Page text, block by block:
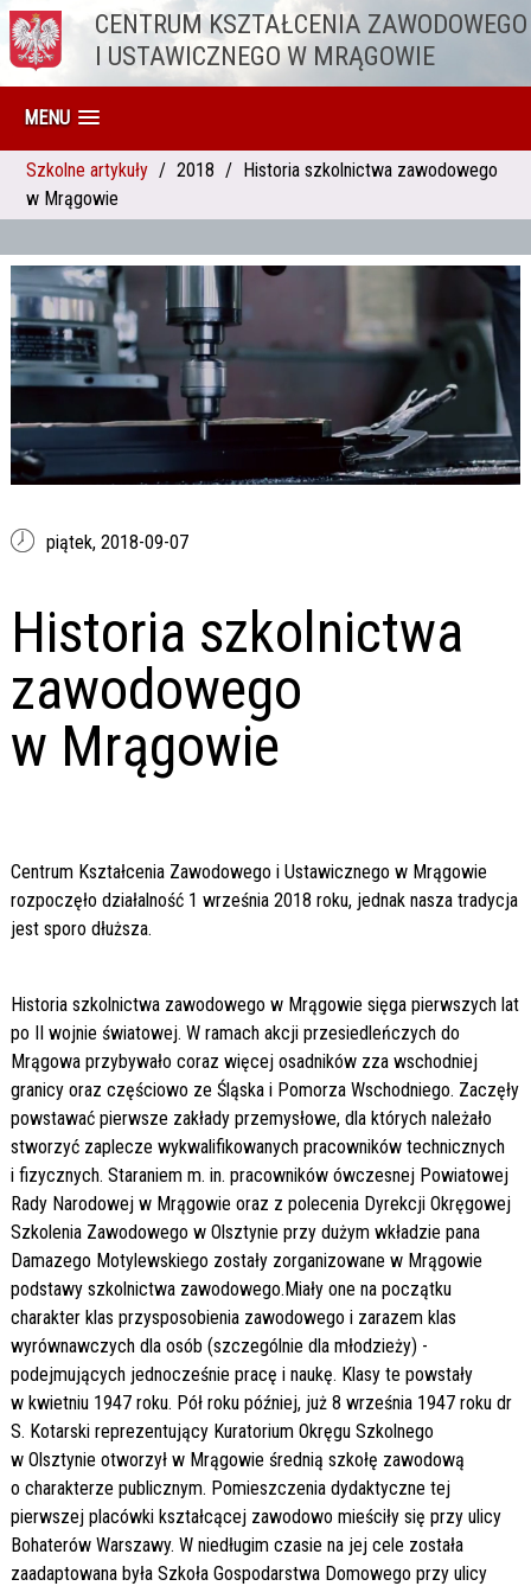
Przejdź do treściCENTRUM KSZTAŁCENIA ZAWODOWEGO
I USTAWICZNEGO W MRĄGOWIE
MENU
Szkolne artykuły 2018
Historia szkolnictwa zawodowego
w Mrągowie
piątek, 2018-09-07
Historia szkolnictwa
zawodowego
w Mrągowie
Centrum Kształcenia Zawodowego i Ustawicznego w Mrągowie
rozpoczęło działalność 1 września 2018 roku, jednak nasza tradycja
jest sporo dłuższa.
Historia szkolnictwa zawodowego w Mrągowie sięga pierwszych lat
po II wojnie światowej. W ramach akcji przesiedleńczych do
Mrągowa przybywało coraz więcej osadników zza wschodniej
granicy oraz częściowo ze Śląska i Pomorza Wschodniego. Zaczęły
powstawać pierwsze zakłady przemysłowe, dla których należało
stworzyć zaplecze wykwalifikowanych pracowników technicznych
i fizycznych. Staraniem m. in. pracowników ówczesnej Powiatowej
Rady Narodowej w Mrągowie oraz z polecenia Dyrekcji Okręgowej
Szkolenia Zawodowego w Olsztynie przy dużym wkładzie pana
Damazego Motylewskiego zostały zorganizowane w Mrągowie
podstawy szkolnictwa zawodowego.Miały one na początku
charakter klas przysposobienia zawodowego i zarazem klas
wyrównawczych dla osób (­szczególnie dla młodzieży) -
podejmujących jednocześnie pracę i naukę. Klasy te powstały
w kwietniu 1947 roku. Pół roku później, już 8 września 1947 roku dr
S. Kotarski reprezentujący Kuratorium Okręgu Szkolnego
w Olsztynie otworzył w Mrągowie średnią szkołę zawodową
o charakterze publicznym. Pomieszczenia dydaktyczne tej
pierwszej placówki kształcącej zawodowo mieściły się przy ulicy
Bohaterów Warszawy. W niedługim czasie na jej cele została
zaadaptowana była Szkoła Gospodarstwa Domowego przy ulicy